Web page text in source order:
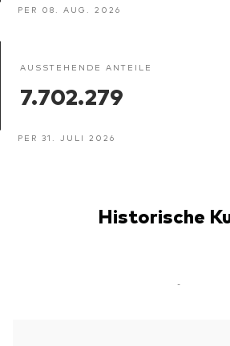
PER 08. AUG. 2026
AUSSTEHENDE ANTEILE
7.702.279
PER 31. JULI 2026
Historische
-